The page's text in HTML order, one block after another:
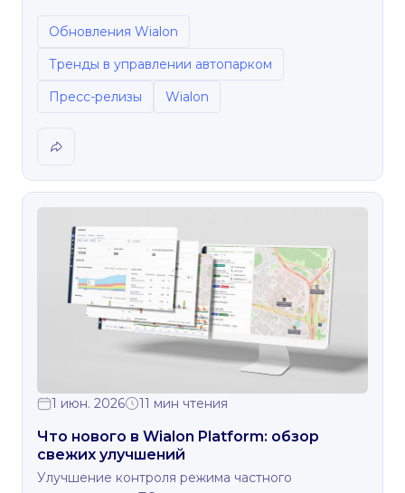
новому нативному приложению Wialon для
Обновления Wialon
Тренды в управлении автопарком
Пресс-релизы
Wialon
1 июн. 2026 11 мин чтения
Что нового в Wialon Platform: обзор
свежих улучшений
Улучшение контроля режима частного